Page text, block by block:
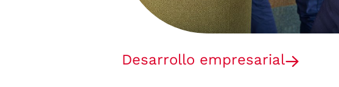
Desarrollo empresarial